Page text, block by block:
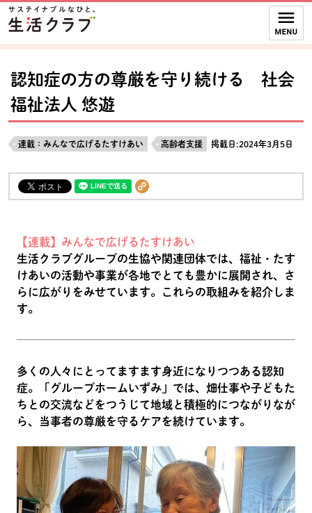
ページの先頭です。
本文へジャンプする。
ここからサイト内共通メニューです。
サイト内共通メニューをスキップする
サイト内共通メニューここまで。
認知症の方の尊厳を守り続ける 社会
福祉法人 悠遊
連載：みんなで広げるたすけあい 高齢者支援 掲載日:2024年3月5日
【連載】みんなで広げるたすけあい
生活クラブグループの生協や関連団体では、福祉・たす
けあいの活動や事業が各地でとても豊かに展開され、さ
らに広がりをみせています。これらの取組みを紹介しま
す。
多くの人々にとってますます身近になりつつある認知
症。「グループホームいずみ」では、畑仕事や子どもた
ちとの交流などをつうじて地域と積極的につながりなが
ら、当事者の尊厳を守るケアを続けています。